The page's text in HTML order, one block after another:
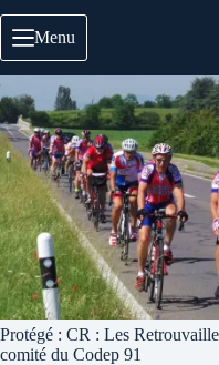
au
contenu
Menu
Protégé : CR : Les
comité du Codep 91